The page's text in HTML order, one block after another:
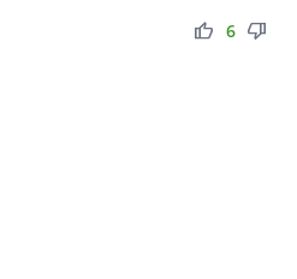
thumb_up thumb_down
6